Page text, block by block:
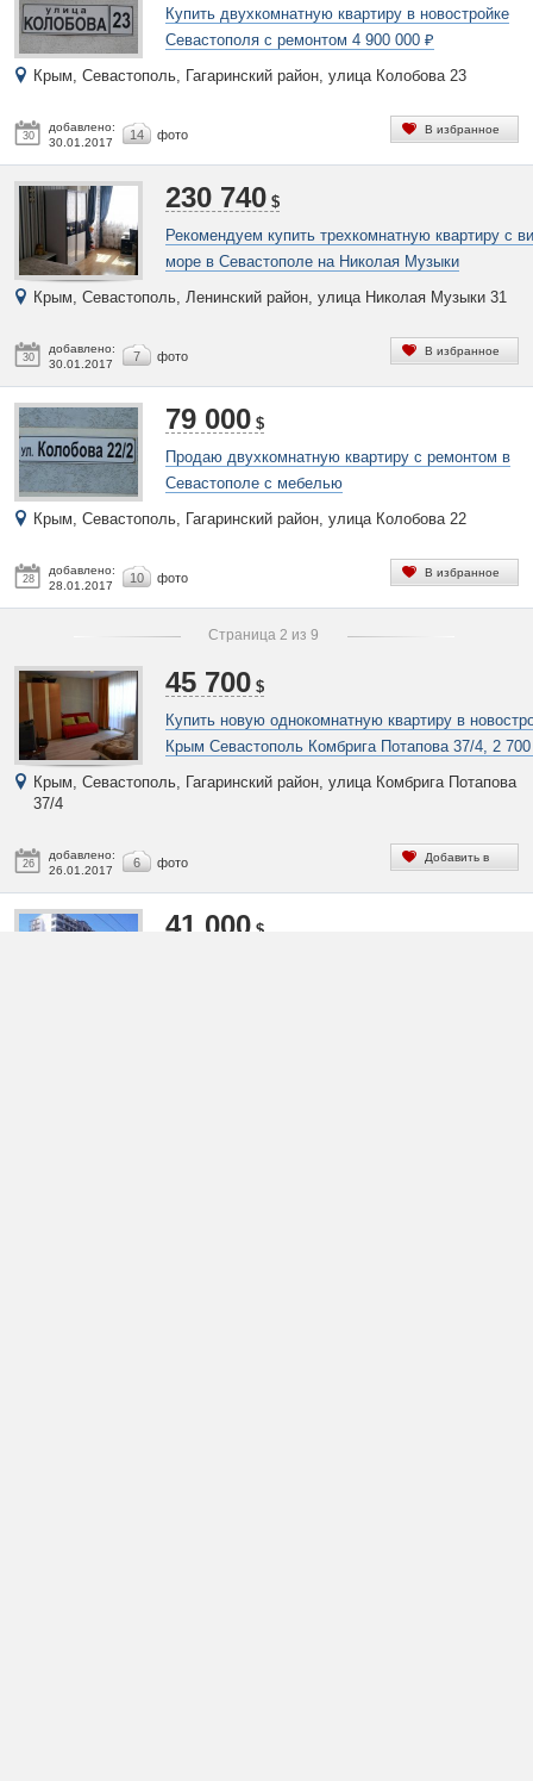
30
добавлено:
30.01.2017
14 фото
Купить двухкомнатную квартиру в новостройке
Севастополя с ремонтом 4 900 000 ₽
Крым, Севастополь, Гагаринский район, улица Колобова 23
В избранное
30
добавлено:
30.01.2017
7 фото
230 740 $
Рекомендуем купить трехкомнатную квартиру с
море в Севастополе на Николая Музыки
Крым, Севастополь, Ленинский район, улица Николая Музыки 31
В избранное
28
добавлено:
28.01.2017
10 фото
79 000 $
Продаю двухкомнатную квартиру с ремонтом в
Севастополе с мебелью
Крым, Севастополь, Гагаринский район, улица Колобова 22
В избранное
Страница 2 из 9
26
добавлено:
26.01.2017
6 фото
45 700 $
Купить новую однокомнатную квартиру в
Крым Севастополь Комбрига Потапова 37/4, 2
Крым, Севастополь, Гагаринский район, улица Комбрига Потапова
37/4
Добавить в
41 000 $